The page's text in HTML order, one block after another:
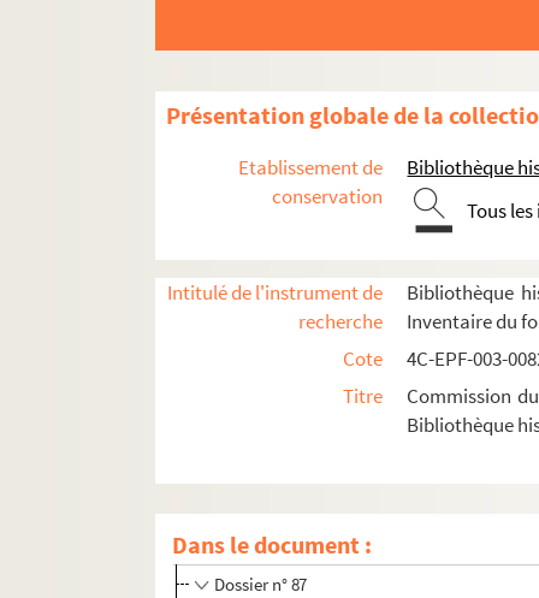
Présentation globale de la
Etablissement de
conservation
Bibliothèque
Tous
Intitulé de l'instrument de
recherche
Bibliothèque
Inventaire du
Cote
4C-EPF-003-
Titre
Commission
Bibliothèque
Dans le document :
Dossier n° 76
Dossier n° 77
Dossier n° 78
Dossier n° 78 bis
Dossier n° 80
Dossier n° 81
Dossier n° 86
Dossier n° 86 bis
Dossier n° 87